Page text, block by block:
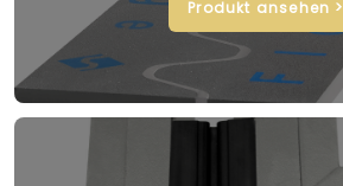
Produkt ansehen >